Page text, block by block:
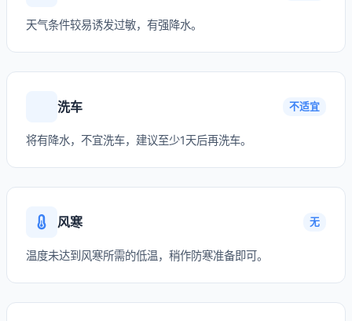
天气条件较易诱发过敏，有强降水。
洗车 不适宜
将有降水，不宜洗车，建议至少1天后再洗车。
风寒 无
温度未达到风寒所需的低温，稍作防寒准备即可。